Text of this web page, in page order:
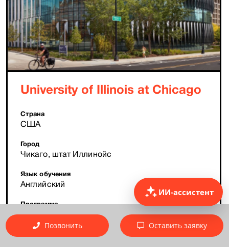
University of Illinois at Chicago
Страна
США
Город
Чикаго, штат Иллинойс
Язык обучения
Английский
Программа
MBA, Бакалавриат, Магистратура
Позвонить Оставить заявку
ИИ-ассистент